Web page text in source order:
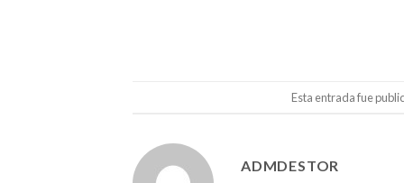
Esta entrada fue
ADMDESTOR